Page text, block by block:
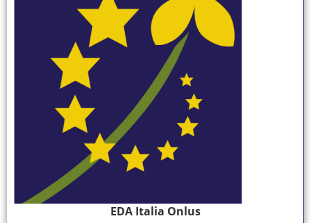
EDA Italia Onlus